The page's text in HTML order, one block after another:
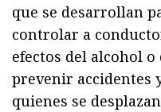
que se desarrollan
controlar a
efectos del alcohol
prevenir accidentes
quienes se